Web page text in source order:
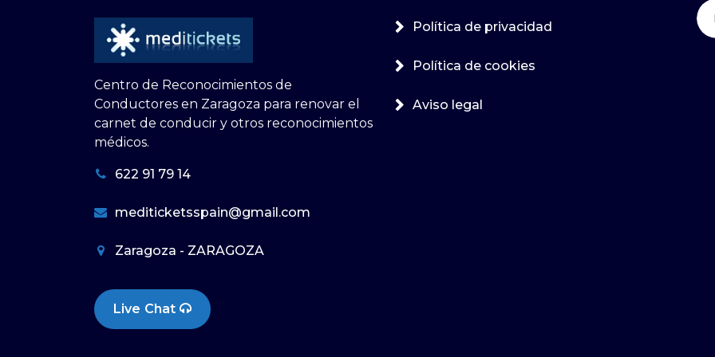
Centro de Reconocimientos de
Conductores en Zaragoza para renovar el
carnet de conducir y otros reconocimientos
médicos.
622 91 79 14
mediticketsspain@gmail.com
Zaragoza - ZARAGOZA
Live Chat
Política de privacidad
Política de cookies
Aviso legal